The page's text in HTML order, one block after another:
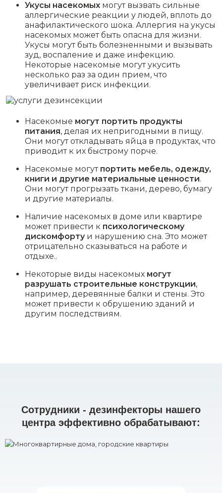
Укусы насекомых могут вызвать сильные
аллергические реакции у людей, вплоть до
анафилактического шока. Аллергия на укусы
насекомых может быть опасна для жизни.
Укусы могут быть болезненными и вызывать
зуд, воспаление и даже инфекцию.
Некоторые насекомые могут укусить
несколько раз за один прием, что
увеличивает риск инфекции.
Насекомые могут портить продукты
питания, делая их непригодными в пищу.
Они могут откладывать яйца в продуктах, что
приводит к их быстрому порче.
Насекомые могут портить мебель, одежду,
книги и другие материальные ценности.
Они могут прогрызать ткани, дерево, бумагу
и другие материалы.
Наличие насекомых в доме или квартире
может привести к психологическому
дискомфортуи нарушению сна. Это может
отрицательно сказываться на работе и
отдыхе..
Некоторые виды насекомых могут
разрушать строительные конструкции,
например, деревянные балки и стены. Это
может привести к обрушению зданий и
другим последствиям.
Сотрудники - дезинфекторы нашего
центра эффективно обрабатывают: